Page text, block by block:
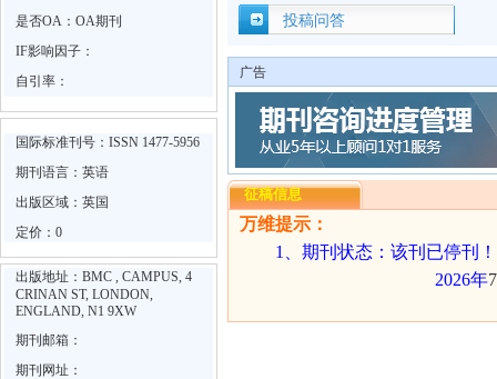
是否OA：OA期刊
IF影响因子：
自引率：
国际标准刊号：ISSN 1477-5956
期刊语言：英语
出版区域：英国
定价：0
出版地址：BMC , CAMPUS, 4
CRINAN ST, LONDON,
ENGLAND, N1 9XW
期刊邮箱：
期刊网址：
投稿问答
广告
征稿信息
万维提示：
1
、期刊状态：该刊已停刊！
2026年7